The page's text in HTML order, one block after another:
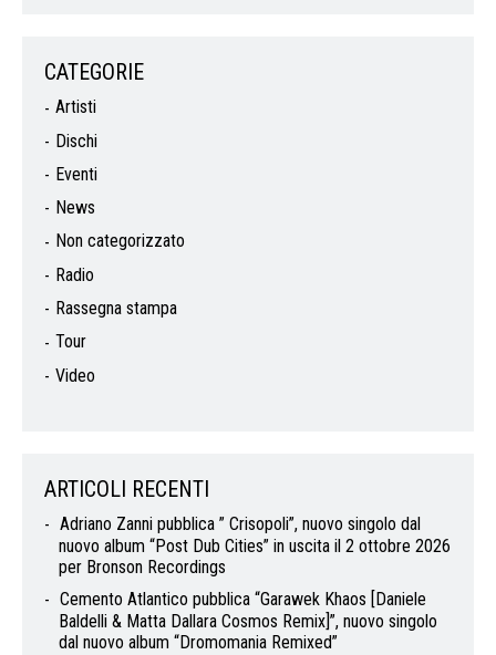
CATEGORIE
Artisti
Dischi
Eventi
News
Non categorizzato
Radio
Rassegna stampa
Tour
Video
ARTICOLI RECENTI
Adriano Zanni pubblica ” Crisopoli”, nuovo singolo dal
nuovo album “Post Dub Cities” in uscita il 2 ottobre 2026
per Bronson Recordings
Cemento Atlantico pubblica “Garawek Khaos [Daniele
Baldelli & Matta Dallara Cosmos Remix]”, nuovo singolo
dal nuovo album “Dromomania Remixed”